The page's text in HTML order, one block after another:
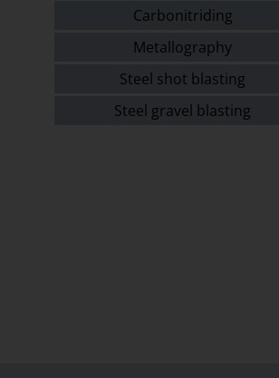
Carbonitriding
Metallography
Steel shot blasting
Steel gravel blasting